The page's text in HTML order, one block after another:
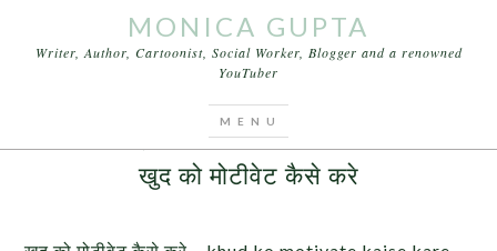
MONICA GUPTA
Writer, Author, Cartoonist, Social Worker, Blogger and a renowned
YouTuber
खुद को मोटीवेट कैसे करे